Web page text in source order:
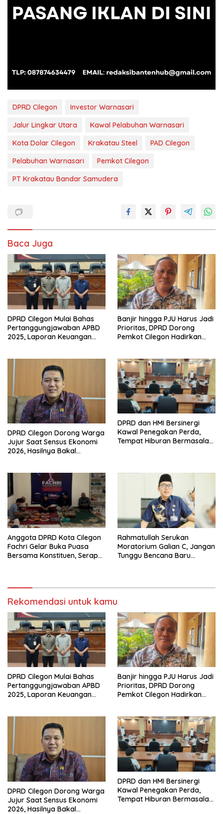
DPRD Cilegon
Investor Warnasari
Jalur Lingkar Utara
Kawal Pelabuhan Warnasari
Kota Dolar Cilegon
Krakatau Steel
PAD Cilegon
Pelabuhan Warnasari
Pemkot Cilegon
PT Krakatau Bandar Samudera
Baca Juga
DPRD Cilegon Mulai Bahas
Pertanggungjawaban APBD
2025, Laporan Keuangan
Banjir hingga PJU Harus Jadi
Prioritas, DPRD Dorong
Pemkot Cilegon Hadirkan
DPRD Cilegon Dorong Warga
Jujur Saat Sensus Ekonomi
2026, Hasilnya Bakal
DPRD dan HMI Bersinergi
Kawal Penegakan Perda,
Tempat Hiburan Bermasalah
Anggota DPRD Kota Cilegon
Fachri Gelar Buka Puasa
Bersama Konstituen, Serap
Rahmatullah Serukan
Moratorium Galian C, Jangan
Tunggu Bencana Baru
Rekomendasi untuk kamu
DPRD Cilegon Mulai Bahas
Pertanggungjawaban APBD
2025, Laporan Keuangan
Banjir hingga PJU Harus Jadi
Prioritas, DPRD Dorong
Pemkot Cilegon Hadirkan
DPRD Cilegon Dorong Warga
Jujur Saat Sensus Ekonomi
2026, Hasilnya Bakal
DPRD dan HMI Bersinergi
Kawal Penegakan Perda,
Tempat Hiburan Bermasalah